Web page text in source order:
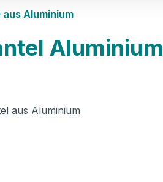
aus Aluminium
Aluminium